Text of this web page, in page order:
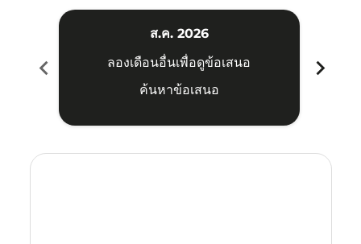
chevron_left
ส.ค. 2026
ลองเดือนอื่นเพื่อดูข้อเสนอ
ค้นหาข้อเสนอ
chevron_right